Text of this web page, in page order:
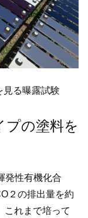
見る曝露試験
プの塗料を
発性有機化合
２の排出量を約
これまで培って